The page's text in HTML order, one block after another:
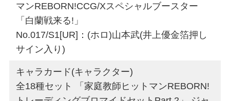
マンREBORN!CCG/Xスペシャルブースター
「白蘭戦来る!」
No.017/S1[UR]：(ホロ)山本武(井上優金箔押し
サイン入り)
キャラカード(キャラクター)
全18種セット 「家庭教師ヒットマンREBORN!